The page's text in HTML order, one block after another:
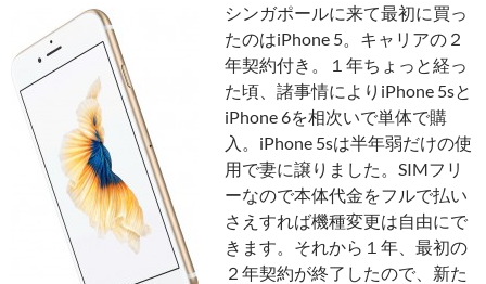
シンガポールに来て最初に買っ
たのはiPhone 5。キャリアの２
年契約付き。１年ちょっと経っ
た頃、諸事情によりiPhone 5sと
iPhone 6を相次いで単体で購
入。iPhone 5sは半年弱だけの使
用で妻に譲りました。SIMフリ
ーなので本体代金をフルで払い
さえすれば機種変更は自由にで
きます。それから１年、最初の
２年契約が終了したので、新た